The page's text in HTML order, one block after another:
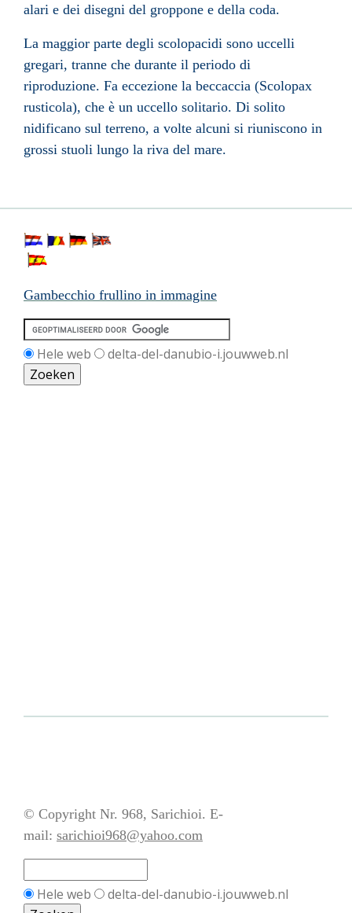
alari e dei disegni del groppone e della coda.
La maggior parte degli scolopacidi sono uccelli
gregari, tranne che durante il periodo di
riproduzione. Fa eccezione la beccaccia (Scolopax
rusticola), che è un uccello solitario. Di solito
nidificano sul terreno, a volte alcuni si riuniscono in
grossi stuoli lungo la riva del mare.
Gambecchio frullino in immagine
Hele web delta-del-danubio-i.jouwweb.nl
© Copyright Nr. 968, Sarichioi. E-
mail: sarichioi968@yahoo.com
Hele web delta-del-danubio-i.jouwweb.nl